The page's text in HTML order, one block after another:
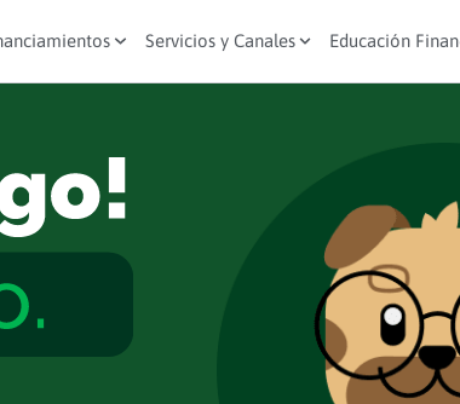
Servicios y Canales Educación